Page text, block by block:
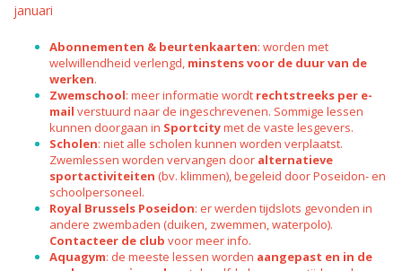
januari
Abonnementen & beurtenkaarten: worden met
welwillendheid verlengd, minstens voor de duur van de
werken.
Zwemschool: meer informatie wordt rechtstreeks per e-
mail verstuurd naar de ingeschrevenen. Sommige lessen
kunnen doorgaan in Sportcitymet de vaste lesgevers.
Scholen: niet alle scholen kunnen worden verplaatst.
Zwemlessen worden vervangen door alternatieve
sportactiviteiten (bv. klimmen), begeleid door Poseidon- en
schoolpersoneel.
Royal Brussels Poseidon: er werden tijdslots gevonden in
andere zwembaden (duiken, zwemmen, waterpolo).
Contacteer de club voor meer info.
Aquagym: de meeste lessen worden aangepast en in de